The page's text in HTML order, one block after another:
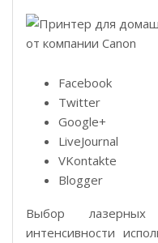
Facebook
Twitter
Google+
LiveJournal
VKontakte
Blogger
Выбор
интенсивности